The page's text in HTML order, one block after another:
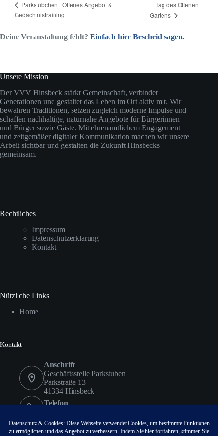
Parkstübchen | Offenes Angebot &
Gedächtnistraining
Tag des Offenen
Gartens
Deine Veranstaltung fehlt? Einfach hier Bescheid sagen.
Unsere Mission
Der VVV Hinsbeck stärkt Gemeinschaft, verbindet
Generationen und gestaltet das Leben im Ort aktiv mit. Wir
bewahren Traditionen, setzen zugleich moderne Impulse und
schaffen nachhaltige, naturnahe Angebote für Bürgerinnen
und Bürger sowie Gäste. Mit ehrenamtlichem Engagement
und zeitgemäßer digitaler Kommunikation machen wir unsere
Arbeit sichtbar und gestalten die Zukunft Hinsbecks
gemeinsam.
Rechtliches
Impressum
Datenschutzerklärung
Kontakt
Nützliche Links
Home
Kontakt
Anschrift
Geschäftsstelle Parkstuben
Parkstraße 13
41334 Hinsbeck
Telefon
Fax